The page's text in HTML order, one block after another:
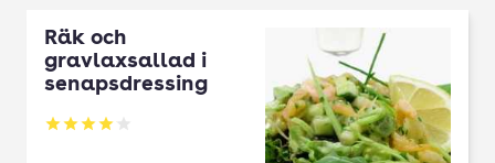
Räk och
gravlaxsallad i
senapsdressing
Betyg: 4.04 av 5